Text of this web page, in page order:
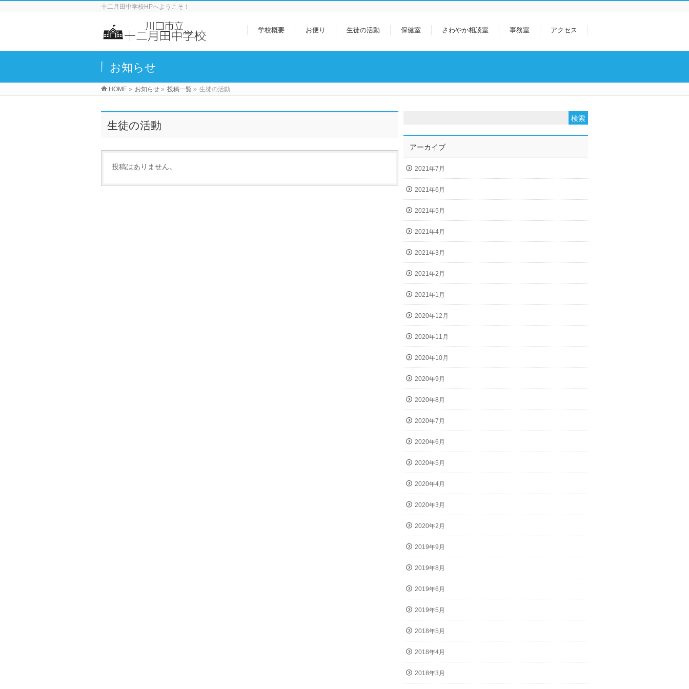
十二月田中学校HPへようこそ！
学校概要 お便り 生徒の活動 保健室 さわやか相談室 事務室 アクセス
お知らせ
HOME » お知らせ » 投稿一覧 » 生徒の活動
生徒の活動
投稿はありません。
アーカイブ
2021年7月
2021年6月
2021年5月
2021年4月
2021年3月
2021年2月
2021年1月
2020年12月
2020年11月
2020年10月
2020年9月
2020年8月
2020年7月
2020年6月
2020年5月
2020年4月
2020年3月
2020年2月
2019年9月
2019年8月
2019年6月
2019年5月
2018年5月
2018年4月
2018年3月